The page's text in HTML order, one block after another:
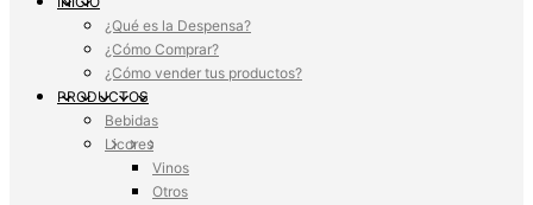
¿Qué es la Despensa?
¿Cómo Comprar?
¿Cómo vender tus productos?
PRODUCTOS
Bebidas
Licores
Vinos
Otros